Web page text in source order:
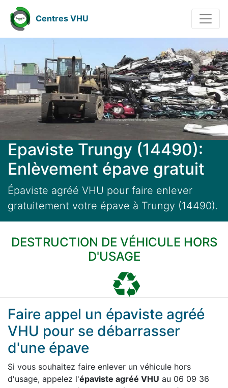
Centres VHU
Epaviste Trungy (14490):
Enlèvement épave gratuit
Épaviste agréé VHU pour faire enlever
gratuitement votre épave à Trungy (14490).
DESTRUCTION DE VÉHICULE HORS
D'USAGE
Faire appel un épaviste agréé
VHU pour se débarrasser
d'une épave
Si vous souhaitez faire enlever un véhicule hors
d'usage, appelez l'épaviste agréé VHU au 06 09 36